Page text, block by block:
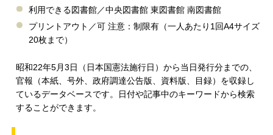
利用できる図書館／中央図書館 東図書館 南図書館
プリントアウト／可 注意：制限有（一人あたり1回A4サイズ
20枚まで）
昭和22年5月3日（日本国憲法施行日）から当日発行分までの、
官報（本紙、号外、政府調達公告版、資料版、目録）を収録し
ているデータベースです。日付や記事中のキーワードから検索
することができます。